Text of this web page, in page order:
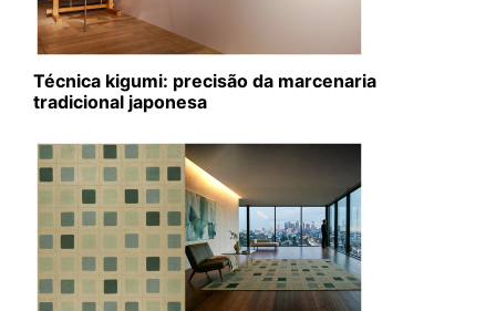
Técnica kigumi: precisão da marcenaria
tradicional japonesa